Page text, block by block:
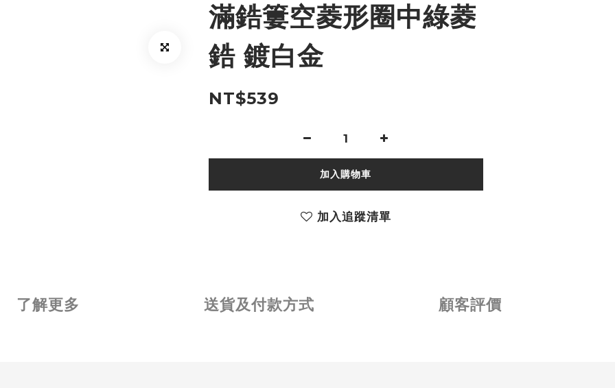
滿鋯簍空菱形圈中綠菱
鋯 鍍白金
NT$539
加入購物車
加入追蹤清單
了解更多 送貨及付款方式 顧客評價